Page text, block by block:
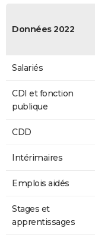
Données 2022
Salariés
CDI et fonction
publique
CDD
Intérimaires
Emplois aidés
Stages et
apprentissages